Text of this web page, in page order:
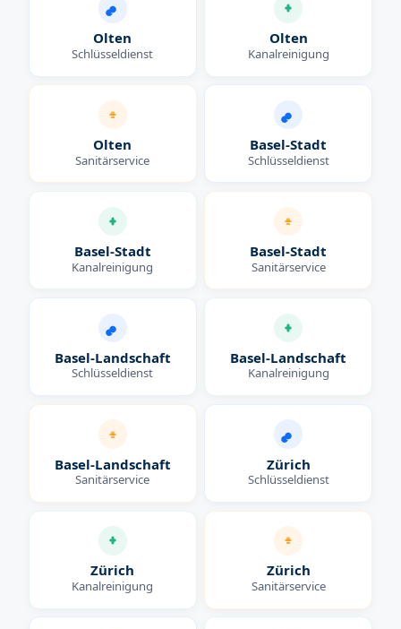
Olten
Schlüsseldienst
Olten
Kanalreinigung
Olten
Sanitärservice
Basel-Stadt
Schlüsseldienst
Basel-Stadt
Kanalreinigung
Basel-Stadt
Sanitärservice
Basel-Landschaft
Schlüsseldienst
Basel-Landschaft
Kanalreinigung
Basel-Landschaft
Sanitärservice
Zürich
Schlüsseldienst
Zürich
Kanalreinigung
Zürich
Sanitärservice